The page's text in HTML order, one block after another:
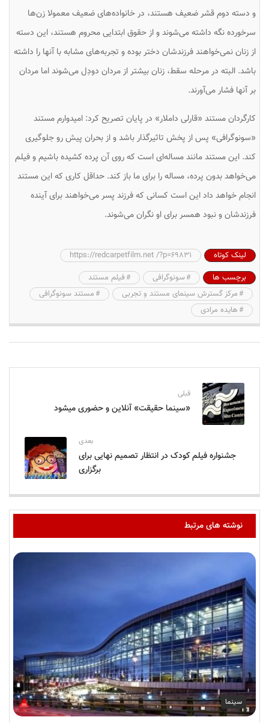
و دسته دوم قشر ضعیف هستند، در خانواده‌های ضعیف معمولا زن‌ها
سرخورده نگه داشته می‌شوند و از حقوق ابتدایی محروم هستند، این دسته
از زنان نمی‌خواهند فرزندشان دختر بوده و تجربه‌های مشابه با آنها را داشته
باشد. البته در مرحله سقط، زنان بیشتر از مردان دودِل می‌شوند اما مردان
بر آنها فشار می‌آورند.
کارگردان مستند «قارلی داملار» در پایان تصریح کرد: امیدوارم مستند
«سونوگرافی» پس از پخش تاثیرگذار باشد و از بحران پیش ‌رو جلوگیری
کند. این مستند مانند مساله‌ای است که روی آن پرده کشیده باشیم و فیلم
می‌خواهد بدون پرده، مساله را برای ما باز کند. حداقل کاری که این مستند
انجام خواهد داد این است کسانی که فرزند پسر می‌خواهند برای آینده
فرزندشان و نبود همسر برای او نگران می‌شوند.
لینک کوتاه
https://redcarpetfilm.net /?p=69831
برچسب ها
سونوگرافی
فیلم مستند
مرکز گسترش سینمای مستند و تجربی
مستند سونوگرافی‌
هایده مرادی
قبلی
«سینما حقیقت» آنلاین و حضوری میشود
بعدی
جشنواره فیلم کودک در انتظار تصمیم نهایی برای
برگزاری
نوشته های مرتبط
سینما